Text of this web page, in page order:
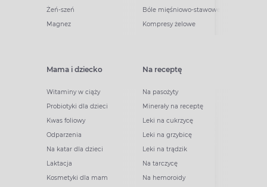
Żeń-szeń
Magnez
Bóle mięśniowo-stawowe
Kompresy żelowe
Mama i dziecko
Witaminy w ciąży
Probiotyki dla dzieci
Kwas foliowy
Odparzenia
Na katar dla dzieci
Laktacja
Kosmetyki dla mam
Na receptę
Na pasożyty
Minerały na receptę
Leki na cukrzycę
Leki na grzybicę
Leki na trądzik
Na tarczycę
Na hemoroidy